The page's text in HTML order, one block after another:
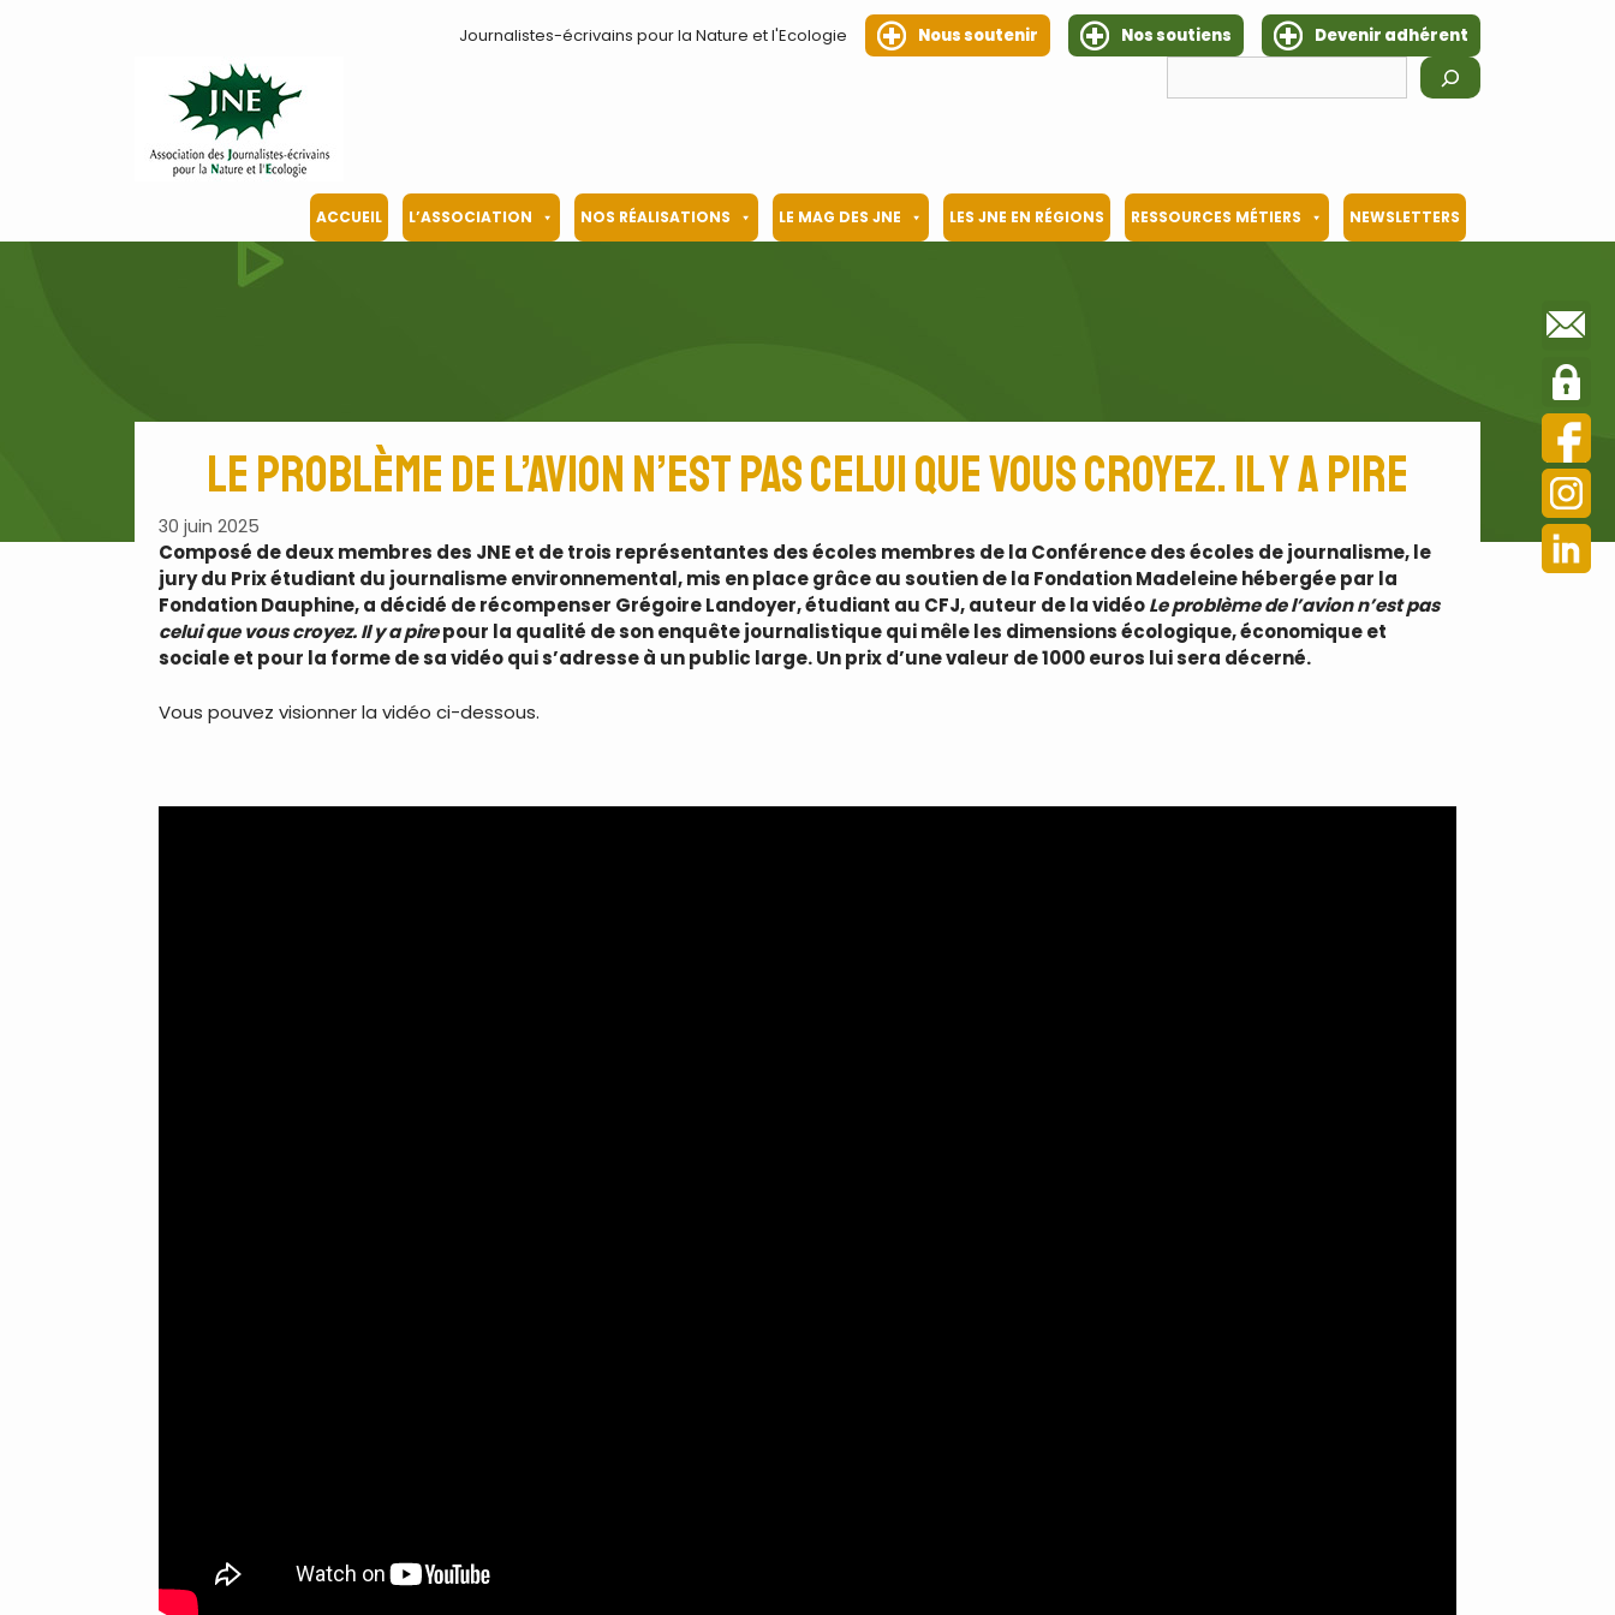
Journalistes-écrivains pour la Nature et l'Ecologie Nous soutenir Nos soutiens
Devenir adhérent
ACCUEIL L’ASSOCIATION NOS RÉALISATIONS LE MAG DES JNE LES JNE EN RÉGIONS RESSOURCES MÉTIERS NEWSLETTERS
Le problème de l’avion n’est pas celui que vous croyez. Il y a pire
30 juin 2025
Composé de deux membres des JNE et de trois représentantes des écoles membres de la Conférence des écoles de journalisme, le
jury du Prix étudiant du journalisme environnemental, mis en place grâce au soutien de la Fondation Madeleine hébergée par la
Fondation Dauphine, a décidé de récompenser Grégoire Landoyer, étudiant au CFJ, auteur de la vidéoLe problème de l’avion n’est pas
celui que vous croyez. Il y a pirepour la qualité de son enquête journalistique qui mêle les dimensions écologique, économique et
sociale et pour la forme de sa vidéo qui s’adresse à un public large. Un prix d’une valeur de 1000 euros lui sera décerné.
Vous pouvez visionner la vidéo ci-dessous.